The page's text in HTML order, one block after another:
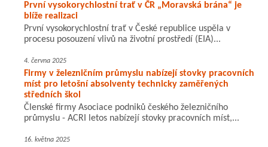
První vysokorychlostní trať v ČR „Moravská brána“ je
blíže realizaci
První vysokorychlostní trať v České republice uspěla v
procesu posouzení vlivů na životní prostředí (EIA)...
4. června 2025
Firmy v železničním průmyslu nabízejí stovky pracovních
míst pro letošní absolventy technicky zaměřených
středních škol
Členské firmy Asociace podniků českého železničního
průmyslu - ACRI letos nabízejí stovky pracovních míst,...
16. května 2025